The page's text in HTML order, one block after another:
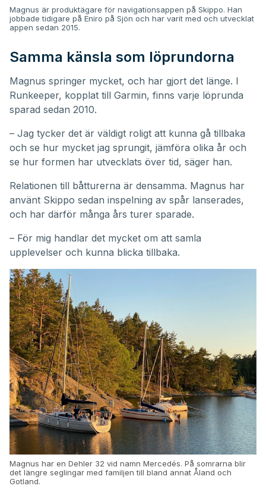
Magnus är produktägare för navigationsappen på Skippo. Han
jobbade tidigare på Eniro på Sjön och har varit med och utvecklat
appen sedan 2015.
Samma känsla som löprundorna
Magnus springer mycket, och har gjort det länge. I
Runkeeper, kopplat till Garmin, finns varje löprunda
sparad sedan 2010.
– Jag tycker det är väldigt roligt att kunna gå tillbaka
och se hur mycket jag sprungit, jämföra olika år och
se hur formen har utvecklats över tid, säger han.
Relationen till båtturerna är densamma. Magnus har
använt Skippo sedan inspelning av spår lanserades,
och har därför många års turer sparade.
– För mig handlar det mycket om att samla
upplevelser och kunna blicka tillbaka.
Magnus har en Dehler 32 vid namn Mercedés. På somrarna blir
det längre seglingar med familjen till bland annat Åland och
Gotland.